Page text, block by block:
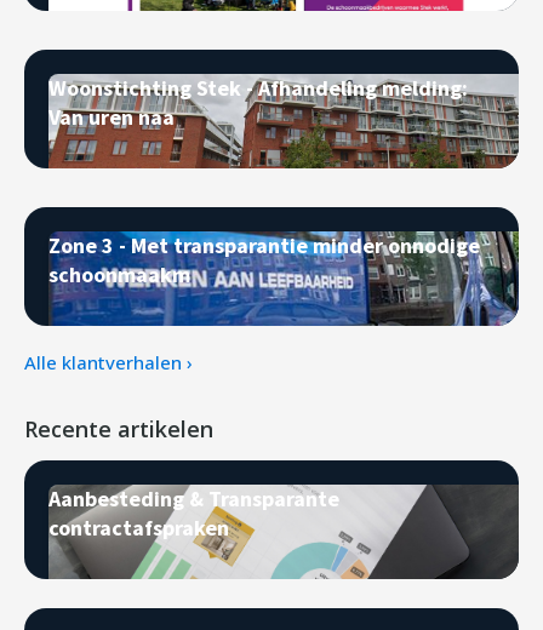
Woonstichting Stek - Afhandeling melding:
Van uren naa
Zone 3 - Met transparantie minder onnodige
schoonmaakm
Alle klantverhalen ›
Recente artikelen
Aanbesteding & Transparante
contractafspraken